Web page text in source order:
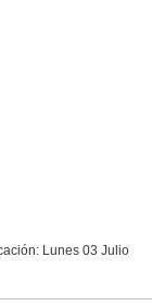
: Lunes 03 Julio